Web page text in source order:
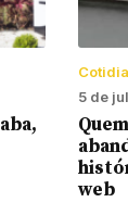
5 de
web